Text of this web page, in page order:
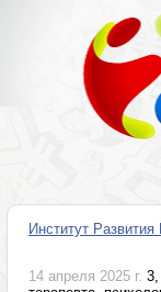
Институт
14 апреля 2025 г.